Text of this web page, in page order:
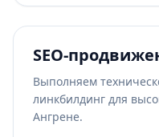
SEO-
Выполняем
линкбилдинг для
Ангрене.